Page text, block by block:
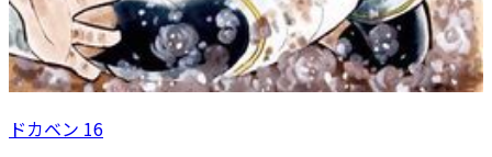
ドカベン 16